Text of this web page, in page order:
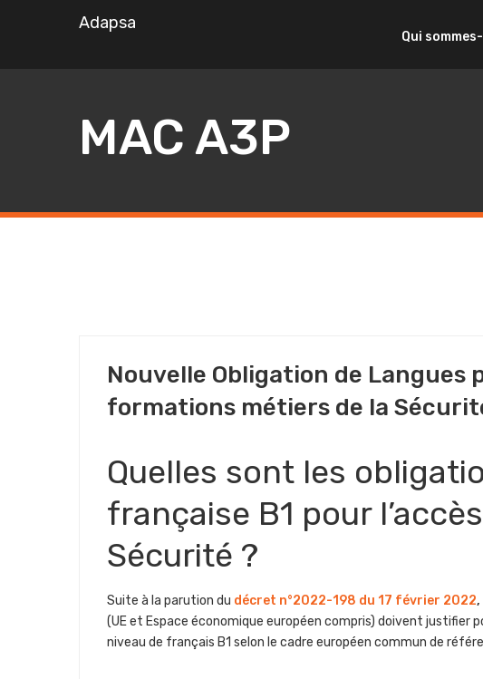
Adapsa
Qui
MAC A3P
19/11/2022 MÉTIER AGENT DE SÉCURITÉ NOS CONSEILS
Nouvelle Obligation de Langues
formations métiers de la
Quelles sont les
française B1 pour
Sécurité ?
Suite à la parution du décret n°2022-198 du 17 février 2022,
(UE et Espace économique européen compris) doivent justifier
niveau de français B1 selon le cadre européen commun de